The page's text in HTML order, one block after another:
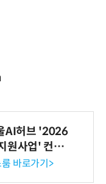
AI허브 '2026
원사업' 컨소
바로가기>